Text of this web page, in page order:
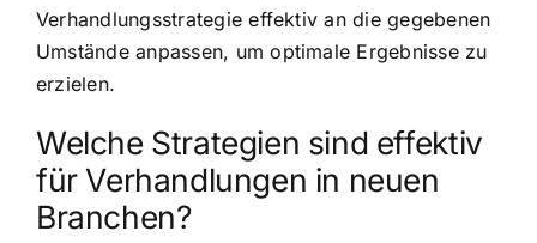
Verhandlungsstrategie effektiv an die gegebenen
Umstände anpassen, um optimale Ergebnisse zu
erzielen.
Welche Strategien sind effektiv
für Verhandlungen in neuen
Branchen?